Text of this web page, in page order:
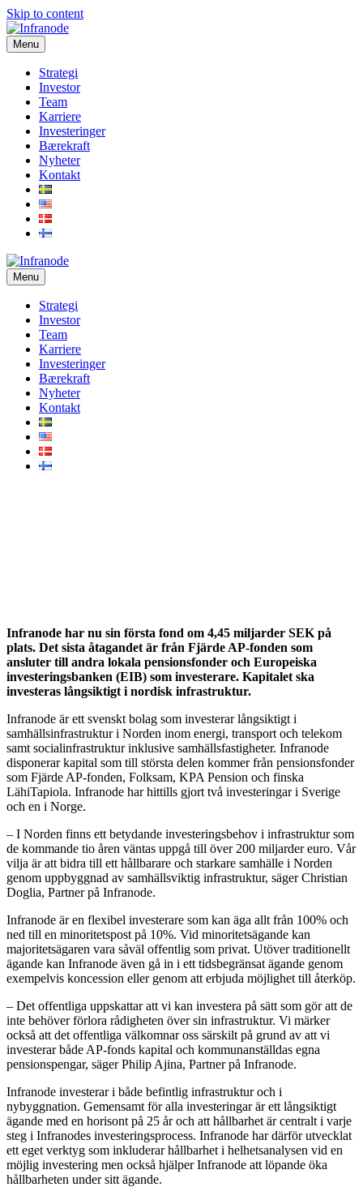
Skip to content
Menu
Strategi
Investor
Team
Karriere
Investeringer
Bærekraft
Nyheter
Kontakt
Menu
Strategi
Investor
Team
Karriere
Investeringer
Bærekraft
Nyheter
Kontakt
Infranode har nu sin första fond om 4,45 miljarder SEK på
plats. Det sista åtagandet är från Fjärde AP-fonden som
ansluter till andra lokala pensionsfonder och Europeiska
investeringsbanken (EIB) som investerare. Kapitalet ska
investeras långsiktigt i nordisk infrastruktur.
Infranode är ett svenskt bolag som investerar långsiktigt i
samhällsinfrastruktur i Norden inom energi, transport och telekom
samt socialinfrastruktur inklusive samhällsfastigheter. Infranode
disponerar kapital som till största delen kommer från pensionsfonder
som Fjärde AP-fonden, Folksam, KPA Pension och finska
LähiTapiola. Infranode har hittills gjort två investeringar i Sverige
och en i Norge.
– I Norden finns ett betydande investeringsbehov i infrastruktur som
de kommande tio åren väntas uppgå till över 200 miljarder euro. Vår
vilja är att bidra till ett hållbarare och starkare samhälle i Norden
genom uppbyggnad av samhällsviktig infrastruktur, säger Christian
Doglia, Partner på Infranode.
Infranode är en flexibel investerare som kan äga allt från 100% och
ned till en minoritetspost på 10%. Vid minoritetsägande kan
majoritetsägaren vara såväl offentlig som privat. Utöver traditionellt
ägande kan Infranode även gå in i ett tidsbegränsat ägande genom
exempelvis koncession eller genom att erbjuda möjlighet till återköp.
– Det offentliga uppskattar att vi kan investera på sätt som gör att de
inte behöver förlora rådigheten över sin infrastruktur. Vi märker
också att det offentliga välkomnar oss särskilt på grund av att vi
investerar både AP-fonds kapital och kommunanställdas egna
pensionspengar, säger Philip Ajina, Partner på Infranode.
Infranode investerar i både befintlig infrastruktur och i
nybyggnation. Gemensamt för alla investeringar är ett långsiktigt
ägande med en horisont på 25 år och att hållbarhet är centralt i varje
steg i Infranodes investeringsprocess. Infranode har därför utvecklat
ett eget verktyg som inkluderar hållbarhet i helhetsanalysen vid en
möjlig investering men också hjälper Infranode att löpande öka
hållbarheten under sitt ägande.